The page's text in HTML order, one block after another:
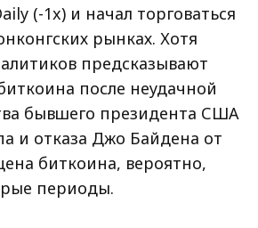
(-1x) и начал торговаться
рынках. Хотя
предсказывают
после неудачной
бывшего президента США
и отказа Джо Байдена от
биткоина, вероятно,
периоды.